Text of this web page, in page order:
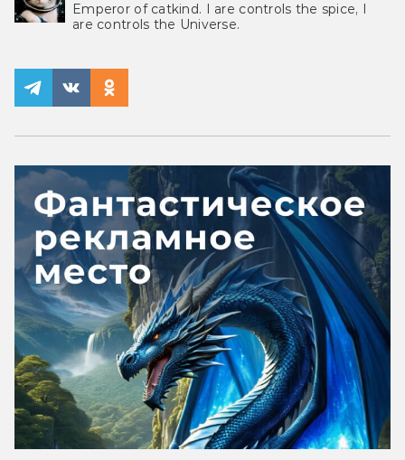
Emperor of catkind. I are controls the spice, I
are controls the Universe.